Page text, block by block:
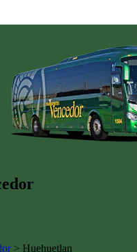
> Huehuetlan